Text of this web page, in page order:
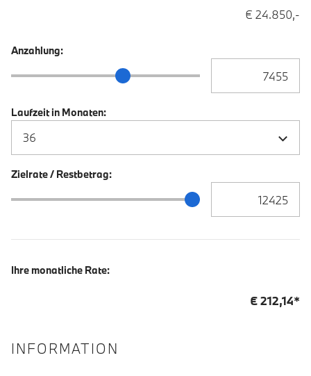
€ 24.850,-
Anzahlung:
Anzahlung Schieberegler
Laufzeit in Monaten:
Zielrate / Restbetrag:
Zielrate / Restbetrag Schieberegler
Ihre monatliche Rate:
€212,14*
INFORMATION